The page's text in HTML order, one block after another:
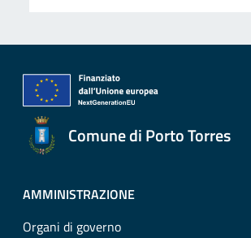
Comune di Porto Torres
AMMINISTRAZIONE
Organi di governo